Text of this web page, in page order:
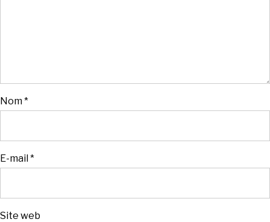
Nom*
E-mail*
Site web